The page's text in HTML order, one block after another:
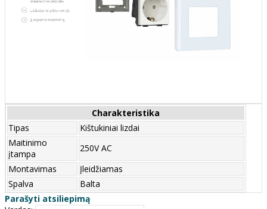
Charakteristika
Tipas
Kištukiniai lizdai
Maitinimo
įtampa
250V AC
Montavimas
Įleidžiamas
Spalva
Balta
Parašyti atsiliepimą